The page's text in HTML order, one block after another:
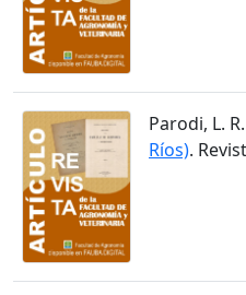
Parodi, L.
Ríos).